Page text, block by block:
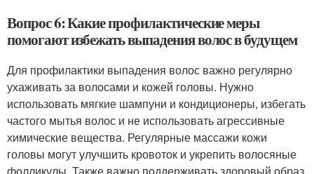
Вопрос 6: Какие профилактические меры
помогают избежать выпадения волос в будущем
Для профилактики выпадения волос важно регулярно
ухаживать за волосами и кожей головы. Нужно
использовать мягкие шампуни и кондиционеры, избегать
частого мытья волос и не использовать агрессивные
химические вещества. Регулярные массажи кожи
головы могут улучшить кровоток и укрепить волосяные